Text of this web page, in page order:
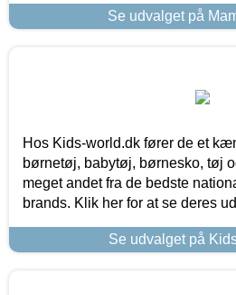
Se udvalget på
Hos Kids-world.dk fører de et
børnetøj, babytøj, børnesko, tøj
meget andet fra de bedste
brands. Klik her for at se deres
Se udvalget på